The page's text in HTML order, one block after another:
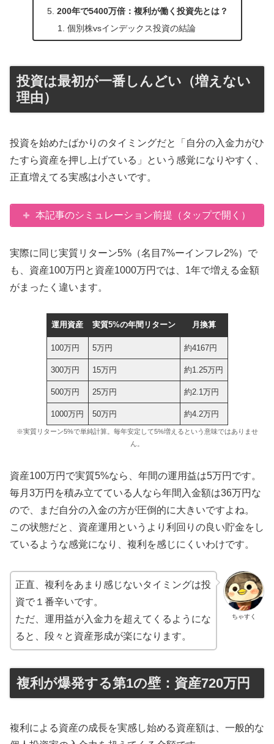
200年で5400万倍：複利が働く投資先とは？
個別株vsインデックス投資の結論
投資は最初が一番しんどい（増えない
理由）
投資を始めたばかりのタイミングだと「自分の入金力がひ
たすら資産を押し上げている」という感覚になりやすく、
正直増えてる実感は小さいです。
本記事のシミュレーション前提（タップで開く）
実際に同じ実質リターン5%（名目7%ーインフレ2%）で
も、資産100万円と資産1000万円では、1年で増える金額
がまったく違います。
運用資産 実質5%の年間リターン 月換算
100万円 5万円 約4167円
300万円 15万円 約1.25万円
500万円 25万円 約2.1万円
1000万円 50万円 約4.2万円
※実質リターン5%で単純計算。毎年安定して5%増えるという意味ではありませ
ん。
資産100万円で実質5%なら、年間の運用益は5万円です。
毎月3万円を積み立てている人なら年間入金額は36万円な
ので、まだ自分の入金の方が圧倒的に大きいですよね。
この状態だと、資産運用というより利回りの良い貯金をし
ているような感覚になり、複利を感じにくいわけです。
ちゃすく
正直、複利をあまり感じないタイミングは投
資で１番辛いです。
ただ、運用益が入金力を超えてくるようにな
ると、段々と資産形成が楽になります。
複利が爆発する第1の壁：資産720万円
複利による資産の成長を実感し始める資産額は、一般的な